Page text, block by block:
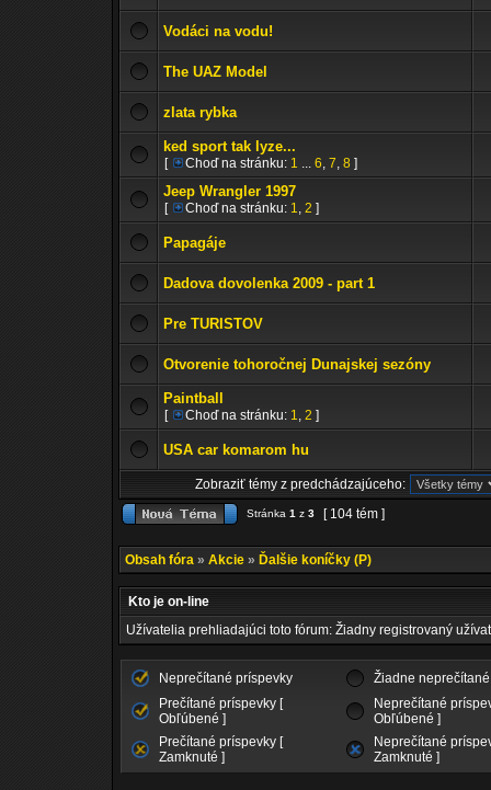
Vodáci na vodu!
The UAZ Model
zlata rybka
ked sport tak lyze...
[ Choď na stránku: 1 ... 6, 7, 8 ]
Jeep Wrangler 1997
[ Choď na stránku: 1, 2 ]
Papagáje
Dadova dovolenka 2009 - part 1
Pre TURISTOV
Otvorenie tohoročnej Dunajskej sezóny
Paintball
[ Choď na stránku: 1, 2 ]
USA car komarom hu
Zobraziť témy z predchádzajúceho:
Stránka 1 z 3 [ 104 tém ]
Obsah fóra » Akcie » Ďalšie koníčky (P)
Kto je on-line
Užívatelia prehliadajúci toto fórum: Žiadny registrovaný
Neprečítané príspevky
Žiadne
Prečítané príspevky [
Obľúbené ]
Neprečítané
Obľúbené ]
Prečítané príspevky [
Zamknuté ]
Neprečítané
Zamknuté ]